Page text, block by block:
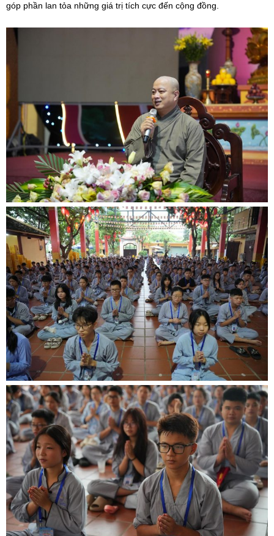
góp phần lan tỏa những giá trị tích cực đến cộng đồng.